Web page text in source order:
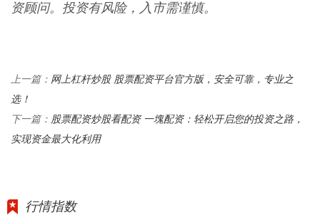
资顾问。投资有风险，入市需谨慎。
上一篇： 网上杠杆炒股 股票配资平台官方版，安全可靠，专业之
选！
下一篇： 股票配资炒股看配资 一塊配资：轻松开启您的投资之路，
实现资金最大化利用
行情指数